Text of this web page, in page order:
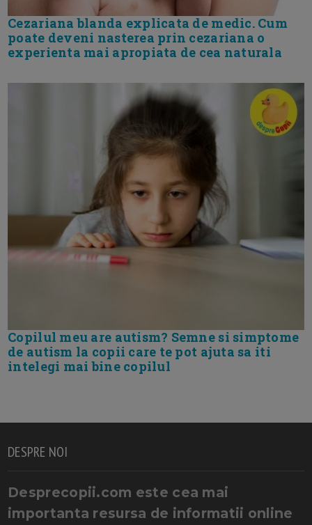
Cezariana blanda explicata de medic. Cum
poate deveni nasterea prin cezariana o
experienta mai apropiata de cea naturala
Copilul meu are autism? Semne si simptome
de autism la copii care te pot ajuta sa iti
intelegi mai bine copilul
DESPRE NOI
Desprecopii.com este cea mai
importanta resursa de informatii online